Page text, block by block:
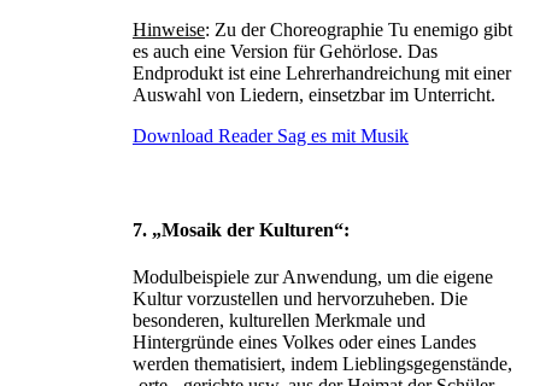
Hinweise: Zu der Choreographie Tu enemigo gibt
es auch eine Version für Gehörlose. Das
Endprodukt ist eine Lehrerhandreichung mit einer
Auswahl von Liedern, einsetzbar im Unterricht.
Download Reader Sag es mit Musik
7. „Mosaik der Kulturen“:
Modulbeispiele zur Anwendung, um die eigene
Kultur vorzustellen und hervorzuheben. Die
besonderen, kulturellen Merkmale und
Hintergründe eines Volkes oder eines Landes
werden thematisiert, indem Lieblingsgegenstände,